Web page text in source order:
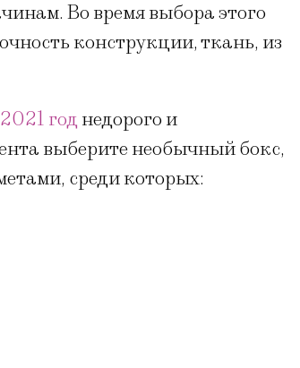
Во время выбора этого
конструкции, ткань, из
годнедорого и
выберите необычный бокс,
среди которых: